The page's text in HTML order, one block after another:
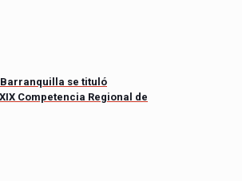
se tituló
Competencia Regional de